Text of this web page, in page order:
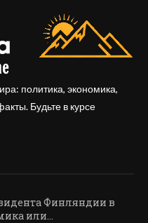
политика, экономика,
Будьте в курсе
Финляндии в
или...